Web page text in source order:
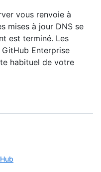
vous renvoie à
mises à jour DNS se
est terminé. Les
Enterprise
habituel de votre